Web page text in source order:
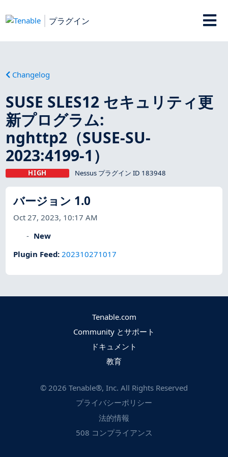
プラグイン
Changelog
SUSE SLES12 セキュリティ更
新プログラム:
nghttp2（SUSE-SU-
2023:4199-1）
HIGH Nessus プラグイン ID 183948
バージョン 1.0
Oct 27, 2023, 10:17 AM
New
Plugin Feed:202310271017
Tenable.com
Community とサポート
ドキュメント
教育
© 2026 Tenable®, Inc. All Rights Reserved
プライバシーポリシー
法的情報
508 コンプライアンス